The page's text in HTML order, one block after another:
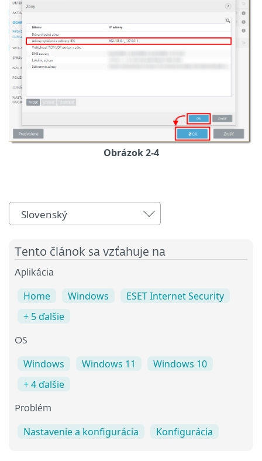
Obrázok 2-4
Slovenský
Tento článok sa vzťahuje na
Aplikácia
Home Windows
ESET Internet Security
+ 5 ďalšie
OS
Windows Windows 11
Windows 10
+ 4 ďalšie
Problém
Nastavenie a konfigurácia Konfigurácia